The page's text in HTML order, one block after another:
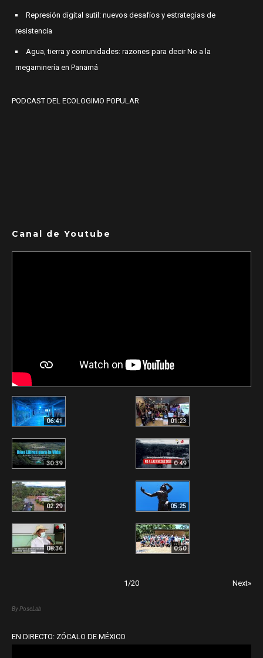
Represión digital sutil: nuevos desafíos y estrategias de
resistencia
Agua, tierra y comunidades: razones para decir No a la
megaminería en Panamá
PODCAST DEL ECOLOGIMO POPULAR
Canal de Youtube
06:41 01:23
30:39 0:49
02:29 05:25
08:36 0:50
1/20 Next»
By PoseLab
EN DIRECTO: ZÓCALO DE MÉXICO